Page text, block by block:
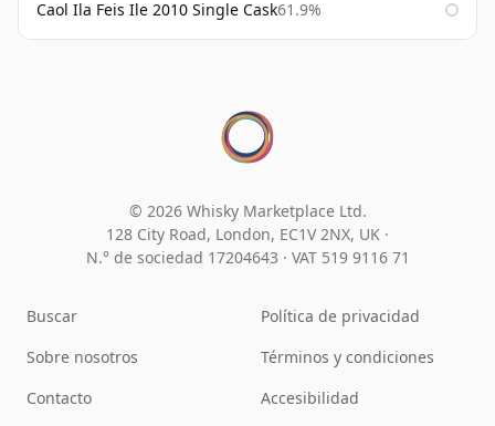
Caol Ila Feis Ile 2010 Single Cask61.9%
© 2026 Whisky Marketplace Ltd.
128 City Road, London, EC1V 2NX, UK ·
N.° de sociedad 17204643 · VAT 519 9116 71
Buscar
Sobre nosotros
Contacto
Política de privacidad
Términos y condiciones
Accesibilidad